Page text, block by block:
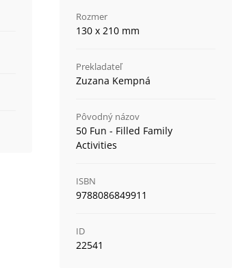
Rozmer
130 x 210 mm
Prekladateľ
Zuzana Kempná
Pôvodný názov
50 Fun - Filled Family
Activities
ISBN
9788086849911
ID
22541